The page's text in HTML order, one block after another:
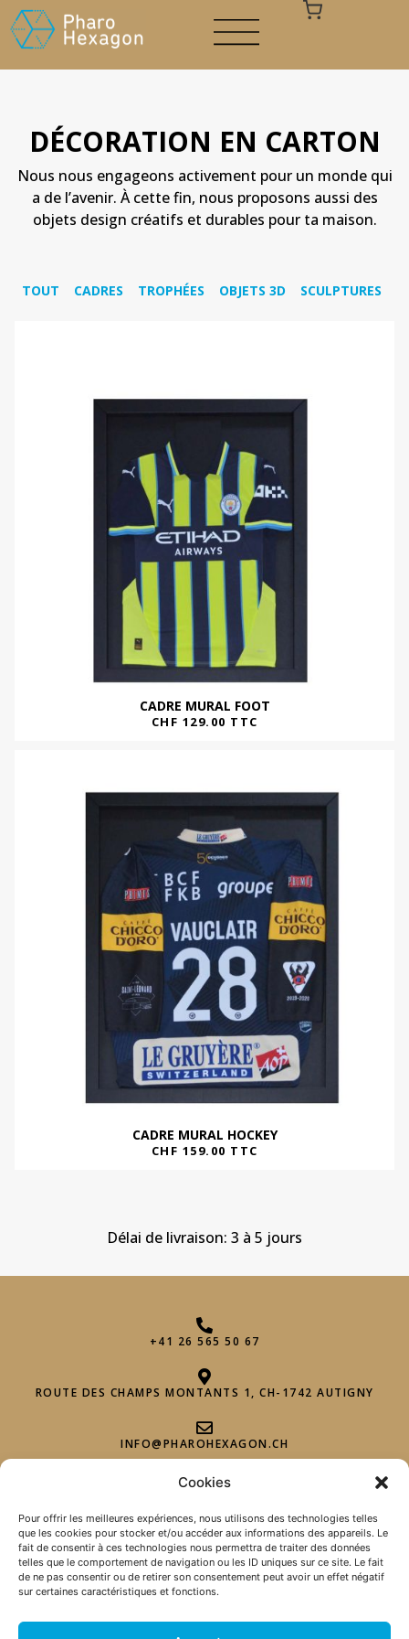
Cookies
Pour offrir les meilleures expériences, nous utilisons des technologies telles
que les cookies pour stocker et/ou accéder aux informations des appareils. Le
fait de consentir à ces technologies nous permettra de traiter des données
telles que le comportement de navigation ou les ID uniques sur ce site. Le fait
de ne pas consentir ou de retirer son consentement peut avoir un effet négatif
sur certaines caractéristiques et fonctions.
DÉCORATION EN CARTON
Nous nous engageons activement pour un monde qui
a de l’avenir. À cette fin, nous proposons aussi des
objets design créatifs et durables pour ta maison.
CADRES TROPHÉES OBJETS 3D SCULPTURES
TOUT
CADRE MURAL FOOT
CHF 129.00 TTC
CADRE MURAL HOCKEY
CHF 159.00 TTC
Délai de livraison: 3 à 5 jours
+41 26 565 50 67
ROUTE DES CHAMPS MONTANTS 1, CH-1742 AUTIGNY
INFO@PHAROHEXAGON.CH
NEWSLETTER
Votre panier est vide